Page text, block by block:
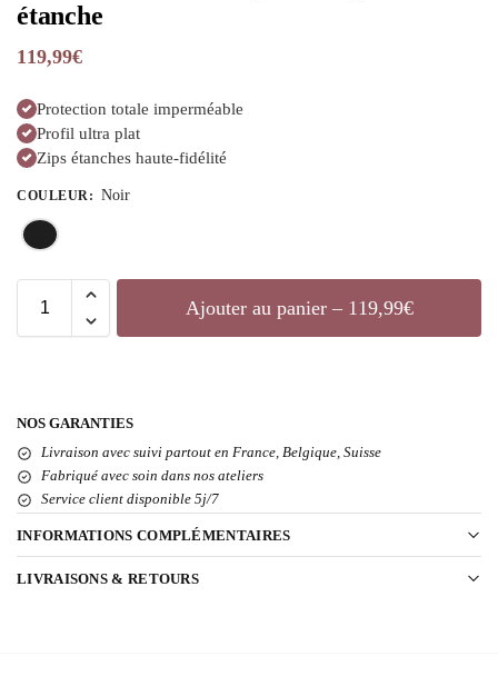
étanche
119,99€
Protection totale imperméable
Profil ultra plat
Zips étanches haute-fidélité
COULEUR: Noir
Ajouter au panier – 119,99€
NOS GARANTIES
Livraison avec suivi partout en France, Belgique, Suisse
Fabriqué avec soin dans nos ateliers
Service client disponible 5j/7
INFORMATIONS COMPLÉMENTAIRES
LIVRAISONS & RETOURS